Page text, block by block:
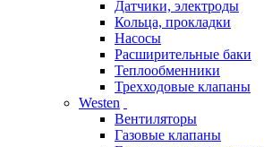
Датчики, электроды
Кольца, прокладки
Насосы
Расширительные баки
Теплообменники
Трехходовые клапаны
Westen
Вентиляторы
Газовые клапаны